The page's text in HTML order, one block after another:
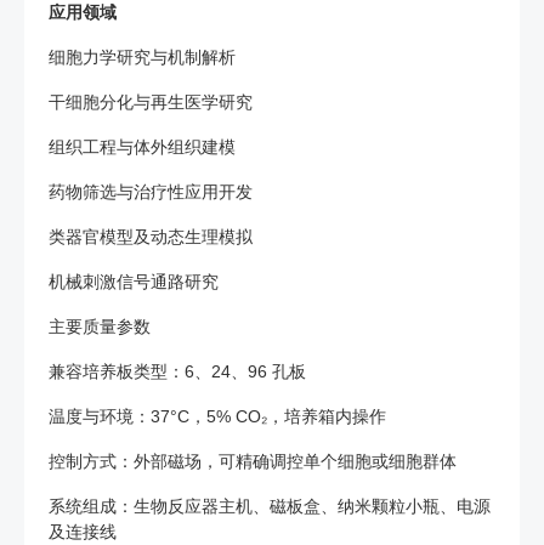
应用领域
细胞力学研究与机制解析
干细胞分化与再生医学研究
组织工程与体外组织建模
药物筛选与治疗性应用开发
类器官模型及动态生理模拟
机械刺激信号通路研究
主要质量参数
兼容培养板类型：6、24、96 孔板
温度与环境：37°C，5% CO₂，培养箱内操作
控制方式：外部磁场，可精确调控单个细胞或细胞群体
系统组成：生物反应器主机、磁板盒、纳米颗粒小瓶、电源
及连接线